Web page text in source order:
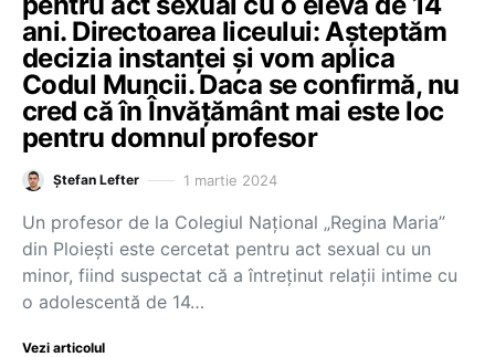
ani. Directoarea liceului: Așteptăm
decizia instanței și vom aplica
Codul Muncii. Daca se confirmă, nu
cred că în Învățământ mai este loc
pentru domnul profesor
Ștefan Lefter 1 martie 2024
Un profesor de la Colegiul Național „Regina Maria”
din Ploiești este cercetat pentru act sexual cu un
minor, fiind suspectat că a întreținut relații intime cu
o adolescentă de 14…
Vezi articolul